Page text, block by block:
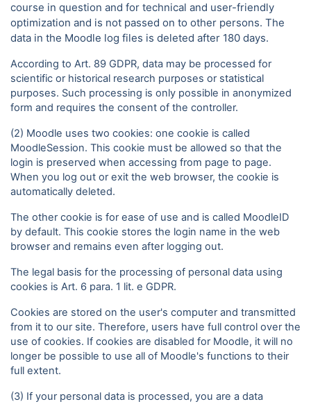
course in question and for technical and user-friendly
optimization and is not passed on to other persons. The
data in the Moodle log files is deleted after 180 days.
According to Art. 89 GDPR, data may be processed for
scientific or historical research purposes or statistical
purposes. Such processing is only possible in anonymized
form and requires the consent of the controller.
(2) Moodle uses two cookies: one cookie is called
MoodleSession. This cookie must be allowed so that the
login is preserved when accessing from page to page.
When you log out or exit the web browser, the cookie is
automatically deleted.
The other cookie is for ease of use and is called MoodleID
by default. This cookie stores the login name in the web
browser and remains even after logging out.
The legal basis for the processing of personal data using
cookies is Art. 6 para. 1 lit. e GDPR.
Cookies are stored on the user's computer and transmitted
from it to our site. Therefore, users have full control over the
use of cookies. If cookies are disabled for Moodle, it will no
longer be possible to use all of Moodle's functions to their
full extent.
(3) If your personal data is processed, you are a data